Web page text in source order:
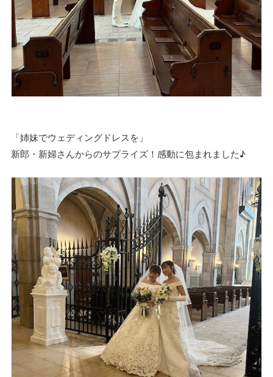
「姉妹でウェディングドレスを」
新郎・新婦さんからのサプライズ！感動に包まれました♪